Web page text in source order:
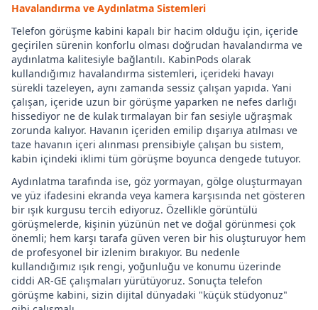
Havalandırma ve Aydınlatma Sistemleri
Telefon görüşme kabini kapalı bir hacim olduğu için, içeride
geçirilen sürenin konforlu olması doğrudan havalandırma ve
aydınlatma kalitesiyle bağlantılı. KabinPods olarak
kullandığımız havalandırma sistemleri, içerideki havayı
sürekli tazeleyen, aynı zamanda sessiz çalışan yapıda. Yani
çalışan, içeride uzun bir görüşme yaparken ne nefes darlığı
hissediyor ne de kulak tırmalayan bir fan sesiyle uğraşmak
zorunda kalıyor. Havanın içeriden emilip dışarıya atılması ve
taze havanın içeri alınması prensibiyle çalışan bu sistem,
kabin içindeki iklimi tüm görüşme boyunca dengede tutuyor.
Aydınlatma tarafında ise, göz yormayan, gölge oluşturmayan
ve yüz ifadesini ekranda veya kamera karşısında net gösteren
bir ışık kurgusu tercih ediyoruz. Özellikle görüntülü
görüşmelerde, kişinin yüzünün net ve doğal görünmesi çok
önemli; hem karşı tarafa güven veren bir his oluşturuyor hem
de profesyonel bir izlenim bırakıyor. Bu nedenle
kullandığımız ışık rengi, yoğunluğu ve konumu üzerinde
ciddi AR-GE çalışmaları yürütüyoruz. Sonuçta telefon
görüşme kabini, sizin dijital dünyadaki "küçük stüdyonuz"